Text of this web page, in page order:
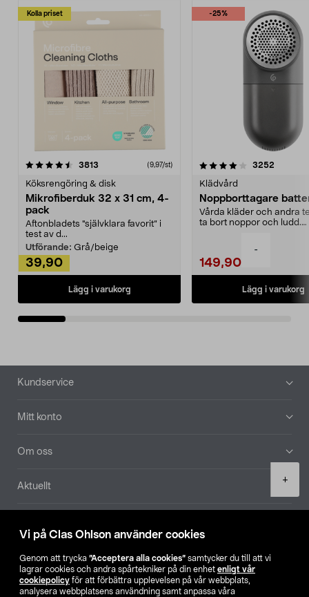
Vi på Clas Ohlson använder cookies
Genom att trycka ”Acceptera alla cookies” samtycker du till att vi
lagrar cookies och andra spårtekniker på din enhet enligt vår
cookiepolicy för att förbättra upplevelsen på vår webbplats,
analysera webbplatsens användning samt anpassa våra
-
+
Kolla priset
3813 (9,97/st)
Köksrengöring & disk
Mikrofiberduk 32 x 31 cm, 4-
pack
Aftonbladets "självklara favorit” i
test av d...
Utförande: Grå/beige
39,90
Lägg i varukorg
-25%
4.0av 5 stjärnor 3252
Klädvård
Noppborttagare
Vårda kläder och andra
ta bort noppor och ludd.
149,90
Lägg i varukorg
4.5av 5 stjärnor
Sidfot
Kundservice
Mitt konto
Om oss
Aktuellt
Hitta butik
SE NO FI